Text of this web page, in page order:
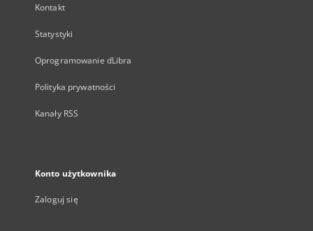
Kontakt
Statystyki
Oprogramowanie dLibra
Polityka prywatności
Kanały RSS
Konto użytkownika
Zaloguj się